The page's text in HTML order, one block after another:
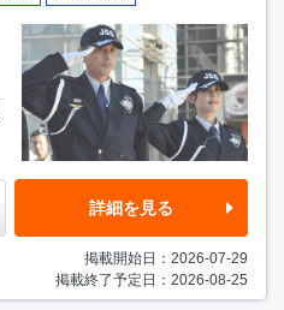
詳細を見る
掲載開始日：2026-07-29
掲載終了予定日：2026-08-25